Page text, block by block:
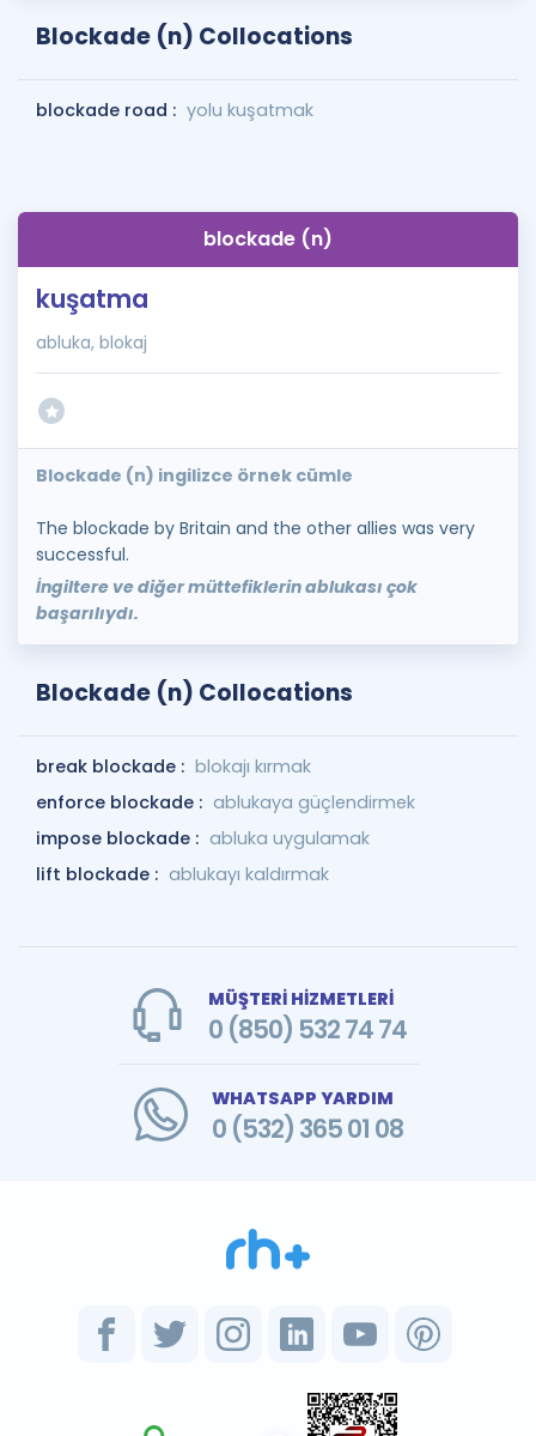
Blockade (n) Collocations
blockade road : yolu kuşatmak
blockade (n)
kuşatma
abluka, blokaj
Blockade (n) ingilizce örnek cümle
The blockade by Britain and the other allies was very
successful.
İngiltere ve diğer müttefiklerin ablukası çok
başarılıydı.
Blockade (n) Collocations
break blockade : blokajı kırmak
enforce blockade : ablukaya güçlendirmek
impose blockade : abluka uygulamak
lift blockade : ablukayı kaldırmak
MÜŞTERİ HİZMETLERİ
0 (850) 532 74 74
WHATSAPP YARDIM
0 (532) 365 01 08